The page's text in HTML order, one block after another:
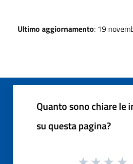
Ultimo aggiornamento: 19
Quanto sono chiare le
su questa pagina?